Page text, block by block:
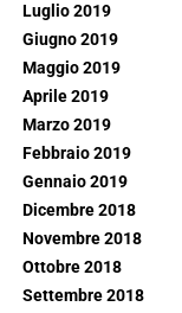
Luglio 2019
Giugno 2019
Maggio 2019
Aprile 2019
Marzo 2019
Febbraio 2019
Gennaio 2019
Dicembre 2018
Novembre 2018
Ottobre 2018
Settembre 2018